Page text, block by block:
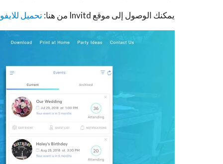
يمكنك الوصول إلى موقع Invitd من هنا: تحميل